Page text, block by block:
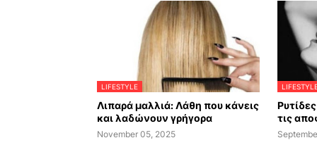
LIFESTYLE
Λιπαρά μαλλιά: Λάθη που κάνεις
και λαδώνουν γρήγορα
November 05, 2025
τις